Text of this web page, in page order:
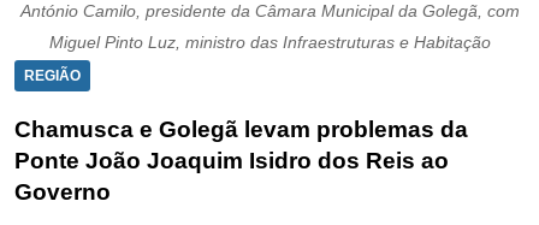
António Camilo, presidente da Câmara Municipal da Golegã, com
Miguel Pinto Luz, ministro das Infraestruturas e Habitação
REGIÃO
Chamusca e Golegã levam problemas da
Ponte João Joaquim Isidro dos Reis ao
Governo